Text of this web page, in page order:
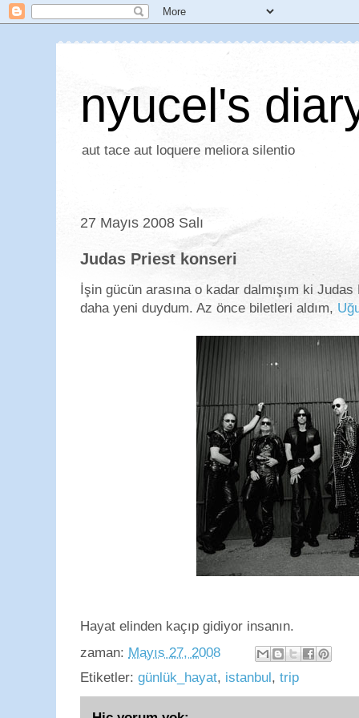
nyucel's
aut tace aut loquere meliora silentio
27 Mayıs 2008 Salı
Judas Priest konseri
İşin gücün arasına o kadar dalmışım ki
daha yeni duydum. Az önce biletleri aldım,
Hayat elinden kaçıp gidiyor insanın.
zaman: Mayıs 27, 2008
Etiketler: günlük_hayat, istanbul, trip